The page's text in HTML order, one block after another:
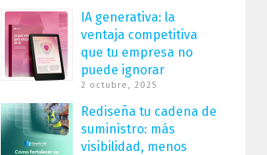
IA generativa: la
ventaja competitiva
que tu empresa no
puede ignorar
2 octubre, 2025
Rediseña tu cadena de
suministro: más
visibilidad, menos